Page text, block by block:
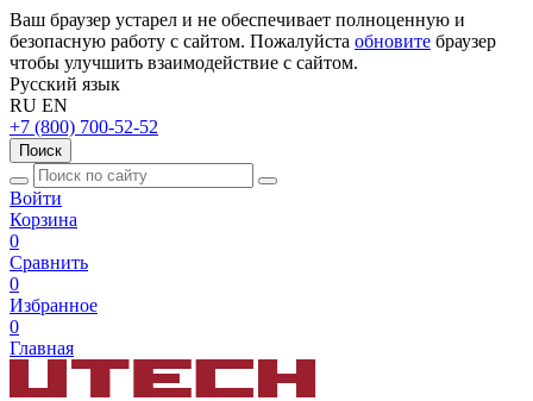
Ваш браузер устарел и не обеспечивает полноценную и
безопасную работу с сайтом. Пожалуйста обновите браузер
чтобы улучшить взаимодействие с сайтом.
Русский язык
RU EN
+7 (800) 700-52-52
Поиск
Войти
Корзина
0
Сравнить
0
Избранное
0
Главная